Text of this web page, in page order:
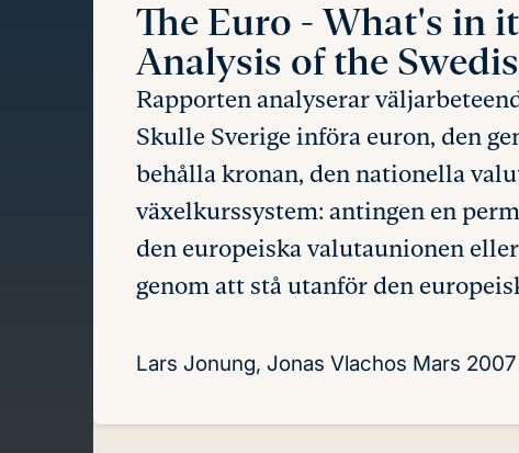
The Euro - What's in
Analysis of the
Rapporten analyserar
Skulle Sverige införa euron, den
behålla kronan, den nationella
växelkurssystem: antingen en
den europeiska valutaunionen
genom att stå utanför den
Lars Jonung, Jonas Vlachos Mars 2007